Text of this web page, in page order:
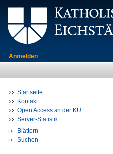
Anmelden
Startseite
Kontakt
Open Access an der KU
Server-Statistik
Blättern
Suchen